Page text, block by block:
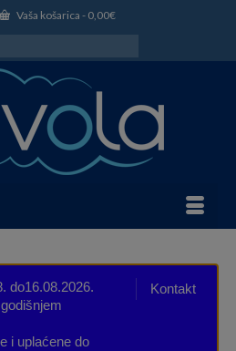
Vaša košarica - 0,00€
Kontakt
do16.08.2026.
i uplaćene do